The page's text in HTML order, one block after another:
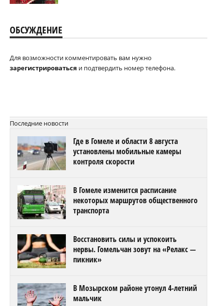
ОБСУЖДЕНИЕ
Для возможности комментировать вам нужно
зарегистрироваться и подтвердить номер телефона.
Последние новости
Где в Гомеле и области 8 августа
установлены мобильные камеры
контроля скорости
В Гомеле изменится расписание
некоторых маршрутов общественного
транспорта
Восстановить силы и успокоить
нервы. Гомельчан зовут на «Релакс —
пикник»
В Мозырском районе утонул 4-летний
мальчик